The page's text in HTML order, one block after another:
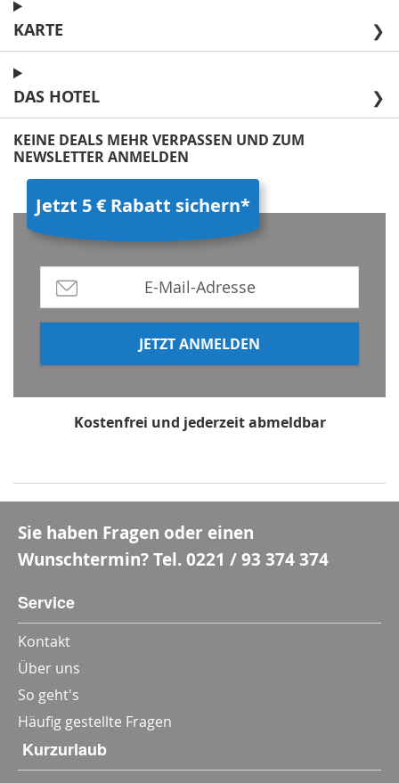
KARTE ❯
DAS HOTEL ❯
KEINE DEALS MEHR VERPASSEN UND ZUM
NEWSLETTER ANMELDEN
Jetzt 5 € Rabatt sichern*
JETZT ANMELDEN
Kostenfrei und jederzeit abmeldbar
Sie haben Fragen oder einen
Wunschtermin? Tel.0221 / 93 374 374
Service
Kontakt
Über uns
So geht's
Häufig gestellte Fragen
‎ Kurzurlaub